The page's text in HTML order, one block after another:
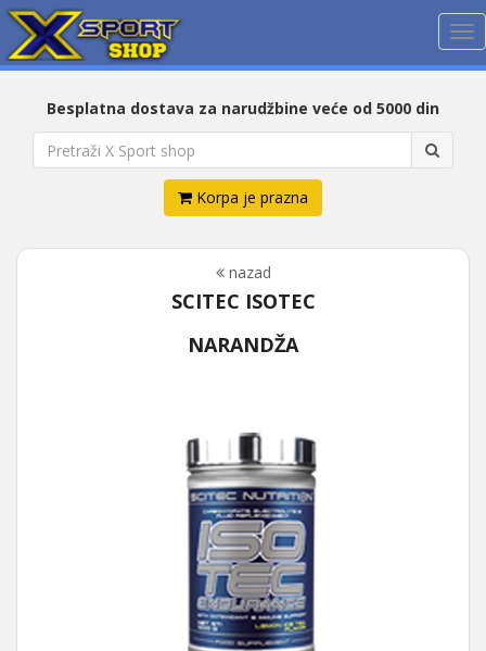
Besplatna dostava za narudžbine veće od 5000 din
Korpa je prazna
nazad
SCITEC ISOTEC
NARANDŽA